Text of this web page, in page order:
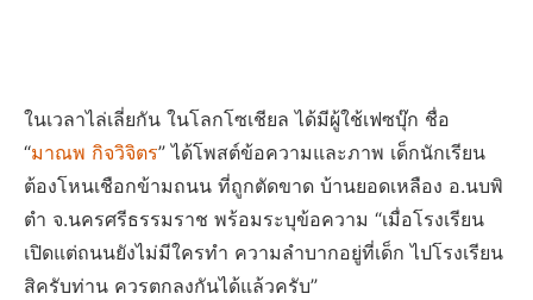
ในเวลาไล่เลี่ยกัน ในโลกโซเชียล ได้มีผู้ใช้เฟซบุ๊ก ชื่อ
“มาณพ กิจวิจิตร” ได้โพสต์ข้อความและภาพ เด็กนักเรียน
ต้องโหนเชือกข้ามถนน ที่ถูกตัดขาด บ้านยอดเหลือง อ.นบพิ
ตำ จ.นครศรีธรรมราช พร้อมระบุข้อความ “เมื่อโรงเรียน
เปิดแต่ถนนยังไม่มีใครทำ ความลำบากอยู่ที่เด็ก ไปโรงเรียน
สิครับท่าน ควรตกลงกันได้แล้วครับ”